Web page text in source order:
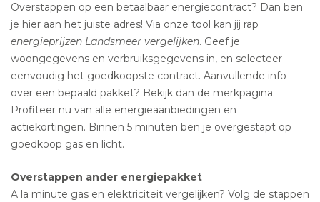
Overstappen op een betaalbaar energiecontract? Dan ben
je hier aan het juiste adres! Via onze tool kan jij rap
energieprijzen Landsmeer vergelijken. Geef je
woongegevens en verbruiksgegevens in, en selecteer
eenvoudig het goedkoopste contract. Aanvullende info
over een bepaald pakket? Bekijk dan de merkpagina.
Profiteer nu van alle energieaanbiedingen en
actiekortingen. Binnen 5 minuten ben je overgestapt op
goedkoop gas en licht.
Overstappen ander energiepakket
A la minute gas en elektriciteit vergelijken? Volg de stappen